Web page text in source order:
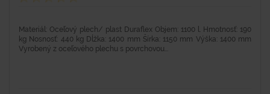
Materiál: Oceľový plech/ plast Duraflex Objem: 1100 l. Hmotnosť: 190
kg Nosnosť: 440 kg Dĺžka: 1400 mm Šírka: 1150 mm Výška: 1400 mm
Vyrobený z oceľového plechu s povrchovou...